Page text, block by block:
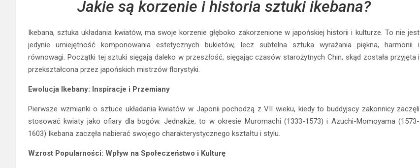
Jakie są korzenie i historia sztuki ikebana?
Ikebana, sztuka układania kwiatów, ma swoje korzenie głęboko zakorzenione w japońskiej historii i kulturze. To nie jest
jedynie umiejętność komponowania estetycznych bukietów, lecz subtelna sztuka wyrażania piękna, harmonii i
równowagi. Początki tej sztuki sięgają daleko w przeszłość, sięgając czasów starożytnych Chin, skąd została przyjęta i
przekształcona przez japońskich mistrzów florystyki.
Ewolucja Ikebany: Inspiracje i Przemiany
Pierwsze wzmianki o sztuce układania kwiatów w Japonii pochodzą z VII wieku, kiedy to buddyjscy zakonnicy zaczęli
stosować kwiaty jako ofiary dla bogów. Jednakże, to w okresie Muromachi (1333-1573) i Azuchi-Momoyama (1573-
1603) Ikebana zaczęła nabierać swojego charakterystycznego kształtu i stylu.
Wzrost Popularności: Wpływ na Społeczeństwo i Kulturę